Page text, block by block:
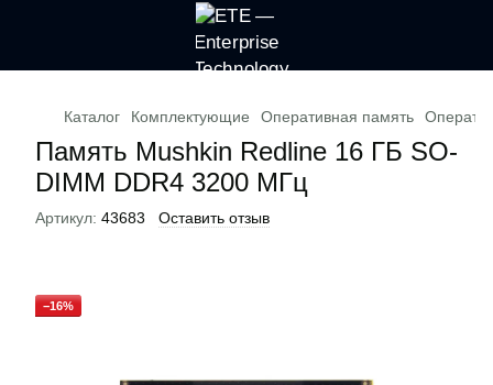
Каталог Комплектующие Оперативная память
Память Mushkin Redline 16 ГБ SO-
DIMM DDR4 3200 МГц
Артикул: 43683 Оставить отзыв
−16%